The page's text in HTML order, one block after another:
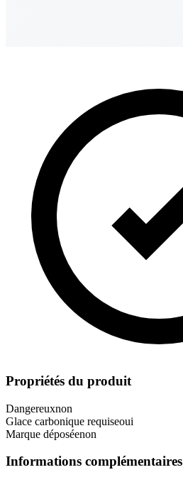
Propriétés du produit
Dangereuxnon
Glace carbonique requiseoui
Marque déposéenon
Informations complémentaires